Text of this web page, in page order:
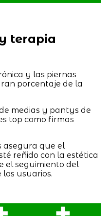
terapia
y las piernas
porcentaje de la
medias y pantys de
top como firmas
asegura que el
reñido con la estética
el seguimiento del
usuarios.